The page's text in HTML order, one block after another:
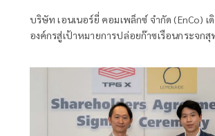
บริษัท เอนเนอร์ยี่ คอมเพล็กซ์ จำกัด (EnCo)
องค์กรสู่เป้าหมายการปล่อยก๊าซเรือนกระจกสุ